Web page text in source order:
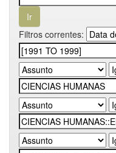
Filtros correntes: